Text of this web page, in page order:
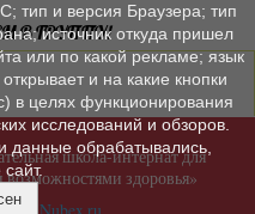
В ГРУППУ!
школа-интернат для
здоровья»
Nubex.ru
тип и версия Браузера; тип
источник откуда пришел
или по какой рекламе; язык
и на какие кнопки
в целях функционирования
исследований и обзоров.
данные обрабатывались,
сайт.